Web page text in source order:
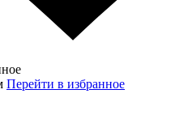
Перейти в избранное